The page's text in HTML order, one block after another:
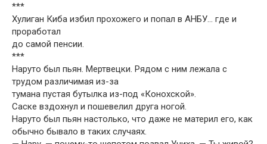
***
Хулиган Киба избил прохожего и попал в АНБУ… где и
проработал
до самой пенсии.
***
Наруто был пьян. Мертвецки. Рядом с ним лежала с
трудом различимая из-за
тумана пустая бутылка из-под «Конохской».
Саске вздохнул и пошевелил друга ногой.
Наруто был пьян настолько, что даже не материл его, как
обычно бывало в таких случаях.